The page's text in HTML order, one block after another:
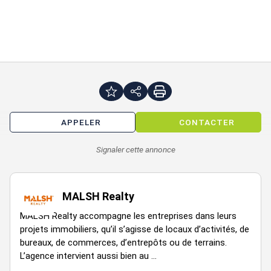
Livrés en plateau nu
Immeuble compatible ERP5
Chauffage et climatisation par géothermie
Accès PMR avec plateforme élévatrice
Ascenseur
Contrôle d'accès
Choix du sol à définir
Accessibilité:
APPELER CONTACTER
Signaler cette annonce
MALSH Realty
MALSH Realty accompagne les entreprises dans leurs
projets immobiliers, qu’il s’agisse de locaux d’activités, de
bureaux, de commerces, d’entrepôts ou de terrains.
L’agence intervient aussi bien au ...